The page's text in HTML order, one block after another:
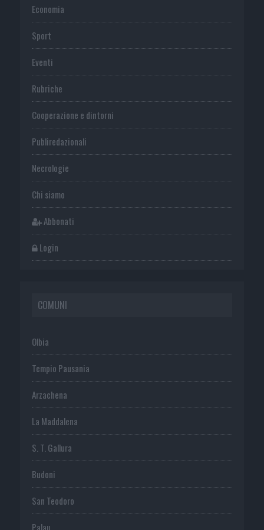
Economia
Sport
Eventi
Rubriche
Cooperazione e dintorni
Publiredazionali
Necrologie
Chi siamo
Abbonati
Login
COMUNI
Olbia
Tempio Pausania
Arzachena
La Maddalena
S. T. Gallura
Budoni
San Teodoro
Palau